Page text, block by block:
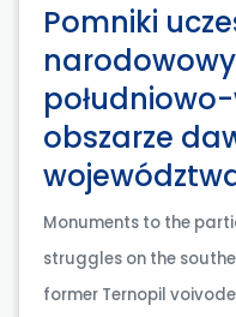
Pomniki
obszarze
Monuments to the
struggles on the
former Ternopil